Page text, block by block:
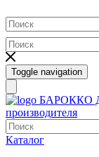
Toggle navigation
БАРОККО
производителя
Каталог